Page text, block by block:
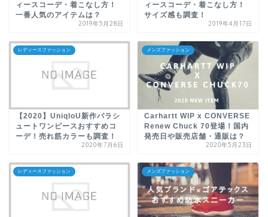
ィースコーデ・着こなし方！
一番人気のアイテムは？
2019年5月28日
ィースコーデ・着こなし方！
サイズ感も調査！
2019年4月17日
レディースファッション
【2020】UniqloU新作パラシ
ュートワンピースおすすめコ
ーデ！売れ筋カラーも調査！
2020年7月6日
メンズファッション
Carhartt WIP x CONVERSE
Renew Chuck 70登場！国内
発売日や販売店舗・通販は？
2020年5月23日
レディースファッション メンズファッション